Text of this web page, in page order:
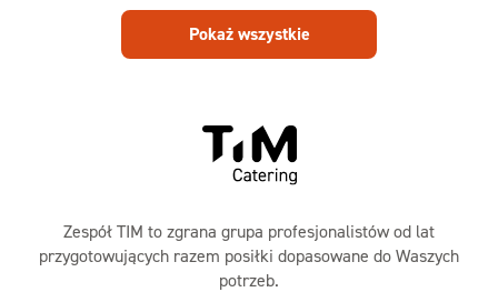
Radom
Ruda
Wesoła
Zalesie
Pokaż wszystkie
Zespół TIM to zgrana grupa profesjonalistów od lat
przygotowujących razem posiłki dopasowane do Waszych
potrzeb.